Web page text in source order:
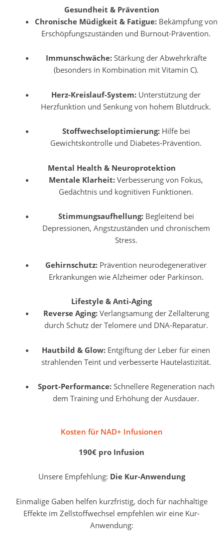
Gesundheit & Prävention
Chronische Müdigkeit & Fatigue:Bekämpfung von
Erschöpfungszuständen und Burnout-Prävention.
Immunschwäche:Stärkung der Abwehrkräfte
(besonders in Kombination mit Vitamin C).
Herz-Kreislauf-System: Unterstützung der
Herzfunktion und Senkung von hohem Blutdruck.
Stoffwechseloptimierung:Hilfe bei
Gewichtskontrolle und Diabetes-Prävention.
Mental Health & Neuroprotektion
Mentale Klarheit: Verbesserung von Fokus,
Gedächtnis und kognitiven Funktionen.
Stimmungsaufhellung:Begleitend bei
Depressionen, Angstzuständen und chronischem
Stress.
Gehirnschutz: Prävention neurodegenerativer
Erkrankungen wie Alzheimer oder Parkinson.
Lifestyle & Anti-Aging
Reverse Aging:Verlangsamung der Zellalterung
durch Schutz der Telomere und DNA-Reparatur.
Hautbild & Glow: Entgiftung der Leber für einen
strahlenden Teint und verbesserte Hautelastizität.
Sport-Performance:Schnellere Regeneration nach
dem Training und Erhöhung der Ausdauer.
Kosten für NAD+ Infusionen
190€ pro Infusion
Unsere Empfehlung: Die Kur-Anwendung
Einmalige Gaben helfen kurzfristig, doch für nachhaltige
Effekte im Zellstoffwechsel empfehlen wir eine Kur-
Anwendung: